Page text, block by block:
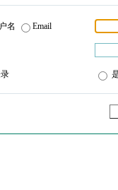
名 Email